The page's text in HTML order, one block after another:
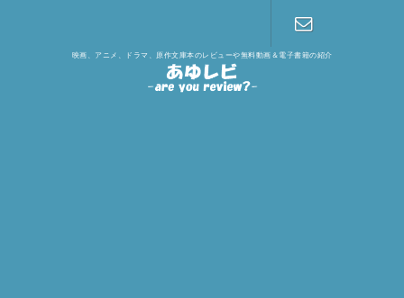
映画、アニメ、ドラマ、原作文庫本のレビューや無料動画＆電子書籍の紹介